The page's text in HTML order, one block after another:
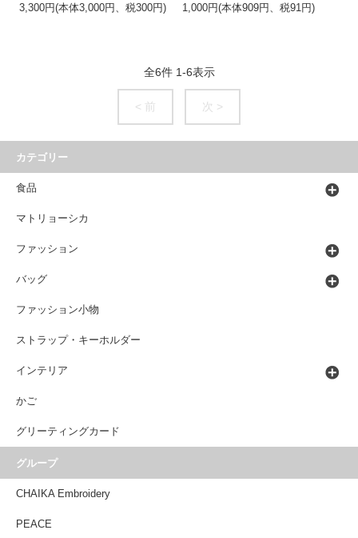
3,300円(本体3,000円、税300円) 1,000円(本体909円、税91円)
全6件 1-6表示
< 前 次 >
カテゴリー
食品
マトリョーシカ
ファッション
バッグ
ファッション小物
ストラップ・キーホルダー
インテリア
かご
グリーティングカード
グループ
CHAIKA Embroidery
PEACE